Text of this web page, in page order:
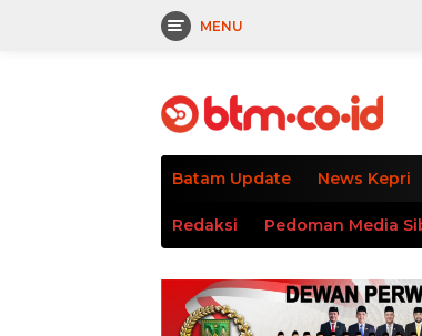
MENU
Batam Update News Kepri
Redaksi Pedoman Media